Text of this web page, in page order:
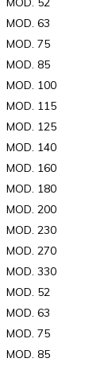
MOD. 63
MOD. 75
MOD. 85
MOD. 100
MOD. 115
MOD. 125
MOD. 140
MOD. 160
MOD. 180
MOD. 200
MOD. 230
MOD. 270
MOD. 330
MOD. 52
MOD. 63
MOD. 75
MOD. 85